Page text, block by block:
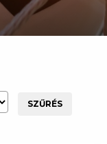
SZŰRÉS